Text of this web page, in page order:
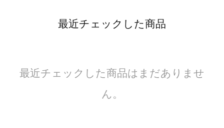
最近チェックした商品
最近チェックした商品はまだありませ
ん。